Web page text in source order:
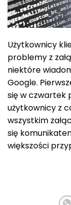
Użytkownicy
problemy z
niektóre
Google.
się w czwartek
użytkownicy z
wszystkim
się
większości